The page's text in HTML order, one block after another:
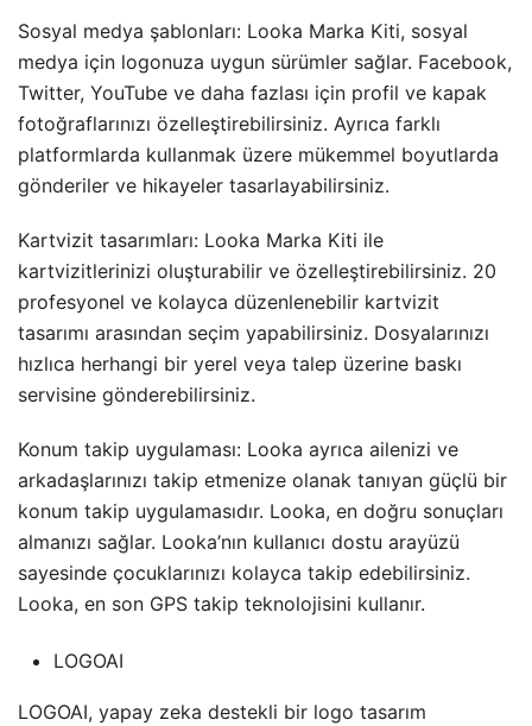
Sosyal medya şablonları: Looka Marka Kiti, sosyal
medya için logonuza uygun sürümler sağlar. Facebook,
Twitter, YouTube ve daha fazlası için profil ve kapak
fotoğraflarınızı özelleştirebilirsiniz. Ayrıca farklı
platformlarda kullanmak üzere mükemmel boyutlarda
gönderiler ve hikayeler tasarlayabilirsiniz.
Kartvizit tasarımları: Looka Marka Kiti ile
kartvizitlerinizi oluşturabilir ve özelleştirebilirsiniz. 20
profesyonel ve kolayca düzenlenebilir kartvizit
tasarımı arasından seçim yapabilirsiniz. Dosyalarınızı
hızlıca herhangi bir yerel veya talep üzerine baskı
servisine gönderebilirsiniz.
Konum takip uygulaması: Looka ayrıca ailenizi ve
arkadaşlarınızı takip etmenize olanak tanıyan güçlü bir
konum takip uygulamasıdır. Looka, en doğru sonuçları
almanızı sağlar. Looka’nın kullanıcı dostu arayüzü
sayesinde çocuklarınızı kolayca takip edebilirsiniz.
Looka, en son GPS takip teknolojisini kullanır.
LOGOAI
LOGOAI, yapay zeka destekli bir logo tasarım